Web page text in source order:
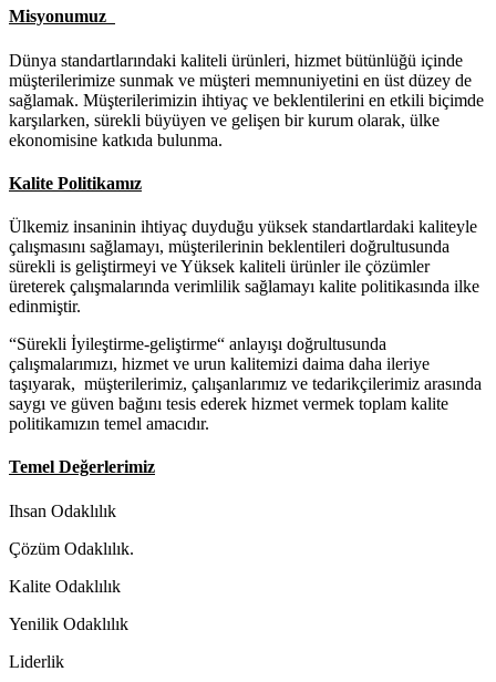
Misyonumuz
Dünya standartlarındaki kaliteli ürünleri, hizmet bütünlüğü içinde
müşterilerimize sunmak ve müşteri memnuniyetini en üst düzey de
sağlamak. Müşterilerimizin ihtiyaç ve beklentilerini en etkili biçimde
karşılarken, sürekli büyüyen ve gelişen bir kurum olarak, ülke
ekonomisine katkıda bulunma.
Kalite Politikamız
Ülkemiz insaninin ihtiyaç duyduğu yüksek standartlardaki kaliteyle
çalışmasını sağlamayı, müşterilerinin beklentileri doğrultusunda
sürekli is geliştirmeyi ve Yüksek kaliteli ürünler ile çözümler
üreterek çalışmalarında verimlilik sağlamayı kalite politikasında ilke
edinmiştir.
“Sürekli İyileştirme-geliştirme“ anlayışı doğrultusunda
çalışmalarımızı, hizmet ve urun kalitemizi daima daha ileriye
taşıyarak, müşterilerimiz, çalışanlarımız ve tedarikçilerimiz arasında
saygı ve güven bağını tesis ederek hizmet vermek toplam kalite
politikamızın temel amacıdır.
Temel Değerlerimiz
Ihsan Odaklılık
Çözüm Odaklılık.
Kalite Odaklılık
Yenilik Odaklılık
Liderlik